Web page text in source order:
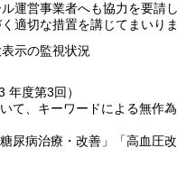
運営事業者へも協力を要請
適切な措置を講じてまいりま
示の監視状況
年度第3回）
て、キーワードによる無作
尿病治療・改善」「高血圧